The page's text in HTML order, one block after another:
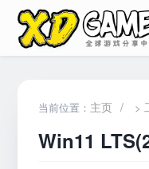
当前位置： 主页 / >
Win11